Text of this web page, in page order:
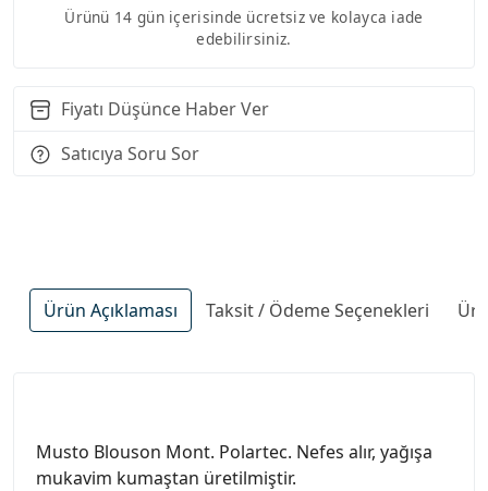
Ürünü 14 gün içerisinde ücretsiz ve kolayca iade
edebilirsiniz.
Fiyatı Düşünce Haber Ver
Satıcıya Soru Sor
Ürün Açıklaması Taksit / Ödeme Seçenekleri
Musto Blouson Mont. Polartec. Nefes alır, yağışa
mukavim kumaştan üretilmiştir.